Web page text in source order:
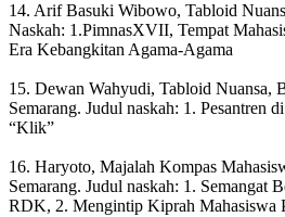
14. Arif Basuki Wibowo, Tabloid
Naskah: 1.PimnasXVII, Tempat
Era Kebangkitan Agama-Agama
15. Dewan Wahyudi, Tabloid Nuansa,
Semarang. Judul naskah: 1. Pesantren
“Klik”
16. Haryoto, Majalah Kompas
Semarang. Judul naskah: 1. Semangat
RDK, 2. Mengintip Kiprah Mahasiswa